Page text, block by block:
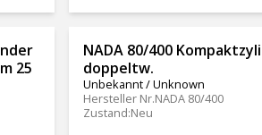
25
NADA 80/400
doppeltw.
Unbekannt / Unknown
Hersteller Nr.NADA 80/400
Zustand:Neu